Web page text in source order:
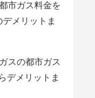
市ガス料金を
メリットま
スの都市ガス
デメリットま